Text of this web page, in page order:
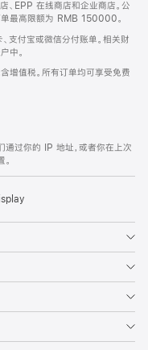
、EPP 在线商店和企业商店。公
单最高限额为 RMB 150000。
支付宝或微信分付账单。相关财
中。
增值税。所有订单均可享受免费
通过你的 IP 地址，或者你在上次